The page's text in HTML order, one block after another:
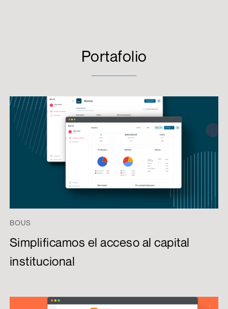
Portafolio
BOUS
Simplificamos el acceso al capital
institucional